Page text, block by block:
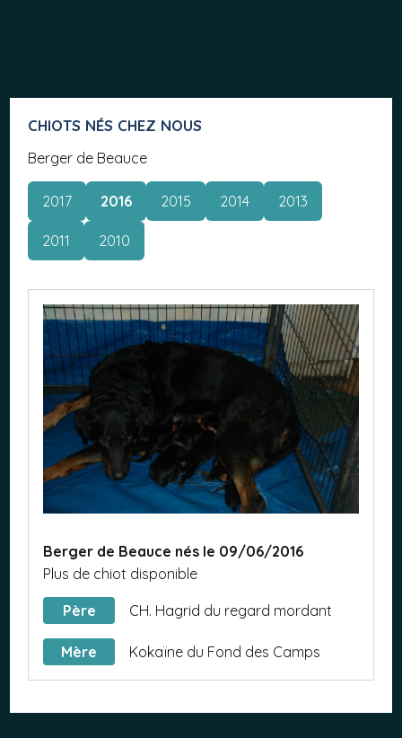
CHIOTS NÉS CHEZ NOUS
Berger de Beauce
2017 2016 2015 2014 2013
2011 2010
Berger de Beauce nés le 09/06/2016
Plus de chiot disponible
Père CH. Hagrid du regard mordant
Mère Kokaïne du Fond des Camps